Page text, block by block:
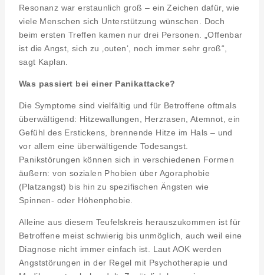
Resonanz war erstaunlich groß – ein Zeichen dafür, wie
viele Menschen sich Unterstützung wünschen. Doch
beim ersten Treffen kamen nur drei Personen. „Offenbar
ist die Angst, sich zu ‚outen‘, noch immer sehr groß“,
sagt Kaplan.
Was passiert bei einer Panikattacke?
Die Symptome sind vielfältig und für Betroffene oftmals
überwältigend: Hitzewallungen, Herzrasen, Atemnot, ein
Gefühl des Erstickens, brennende Hitze im Hals – und
vor allem eine überwältigende Todesangst.
Panikstörungen können sich in verschiedenen Formen
äußern: von sozialen Phobien über Agoraphobie
(Platzangst) bis hin zu spezifischen Ängsten wie
Spinnen- oder Höhenphobie.
Alleine aus diesem Teufelskreis herauszukommen ist für
Betroffene meist schwierig bis unmöglich, auch weil eine
Diagnose nicht immer einfach ist. Laut AOK werden
Angststörungen in der Regel mit Psychotherapie und